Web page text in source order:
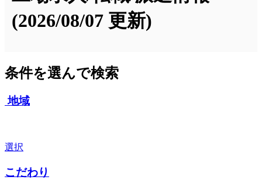
(2026/08/07 更新)
条件を選んで検索
地域
選択
こだわり